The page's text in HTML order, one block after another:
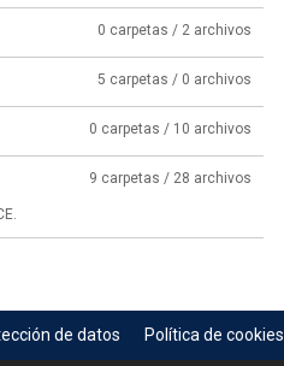
0 carpetas / 2 archivos
5 carpetas / 0 archivos
0 carpetas / 10 archivos
9 carpetas / 28 archivos
de datos Política de cookies